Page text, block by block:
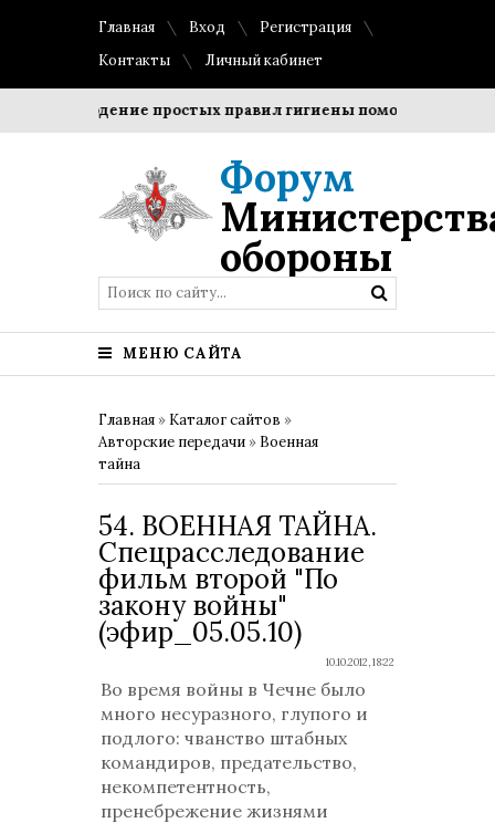
Главная Вход
Регистрация
Контакты
Личный кабинет
Соблюдение простых правил гигиены помогает
Форум
обороны
МЕНЮ САЙТА
Главная » Каталог сайтов »
Авторские передачи » Военная
тайна
54. ВОЕННАЯ ТАЙНА.
Спецрасследование
фильм второй "По
закону войны"
(эфир_05.05.10)
10.10.2012, 18:22
Во время войны в Чечне было
много несуразного, глупого и
подлого: чванство штабных
командиров, предательство,
некомпетентность,
пренебрежение жизнями